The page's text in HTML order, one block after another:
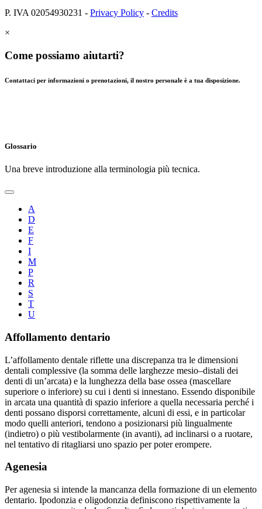
P. IVA 02054930231 - Privacy Policy - Credits
×
Come possiamo aiutarti?
Contattaci per informazioni o prenotazioni, il nostro personale è a tua disposizione.
Glossario
Una breve introduzione alla terminologia più tecnica.
A
D
E
F
I
M
P
R
S
T
U
Affollamento dentario
L’affollamento dentale riflette una discrepanza tra le dimensioni
dentali complessive (la somma delle larghezze mesio–distali dei
denti di un’arcata) e la lunghezza della base ossea (mascellare
superiore o inferiore) su cui i denti si innestano. Essendo disponibile
in arcata una quantità di spazio inferiore a quella necessaria perché i
denti possano disporsi correttamente, alcuni di essi, e in particolar
modo quelli anteriori, tendono a posizionarsi più lingualmente
(indietro) o più vestibolarmente (in avanti), ad inclinarsi o a ruotare,
nel tentativo di ritagliarsi uno spazio per poter erompere.
Agenesia
Per agenesia si intende la mancanza della formazione di un elemento
dentario. Ipodonzia e oligodonzia definiscono rispettivamente la